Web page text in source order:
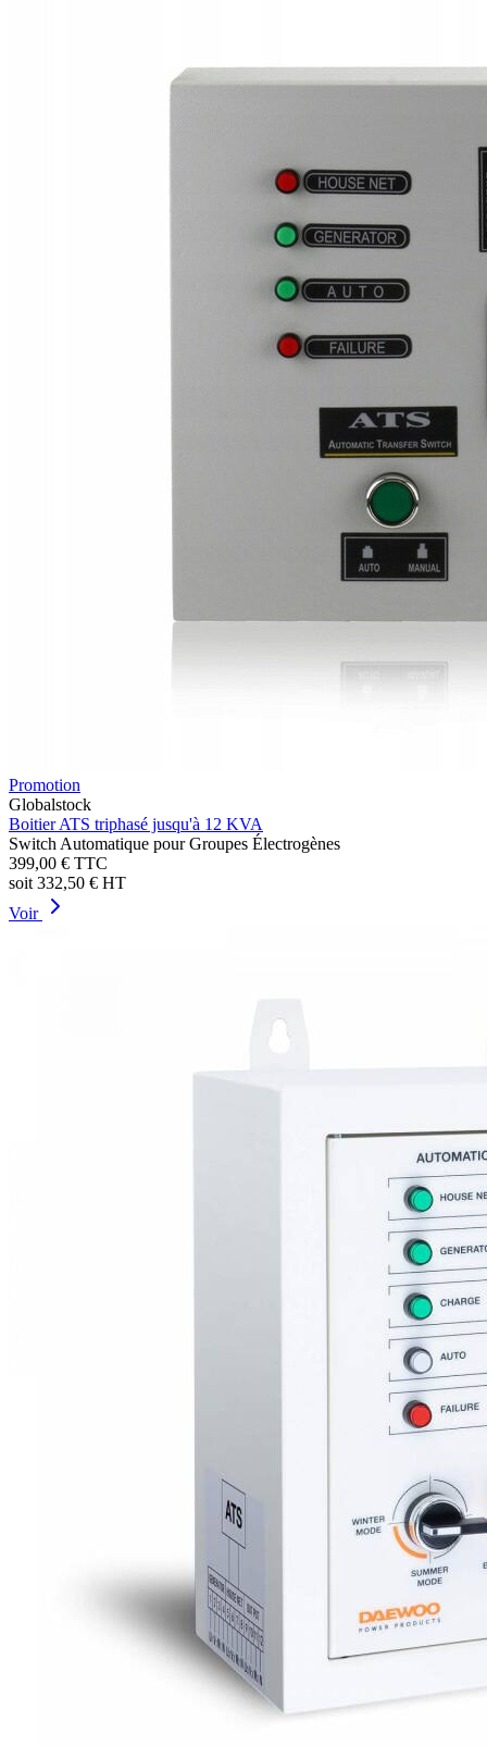
Promotion
Globalstock
Boitier ATS triphasé jusqu'à 12 KVA
Switch Automatique pour Groupes Électrogènes
399,00 € TTC
soit 332,50 € HT
Voir